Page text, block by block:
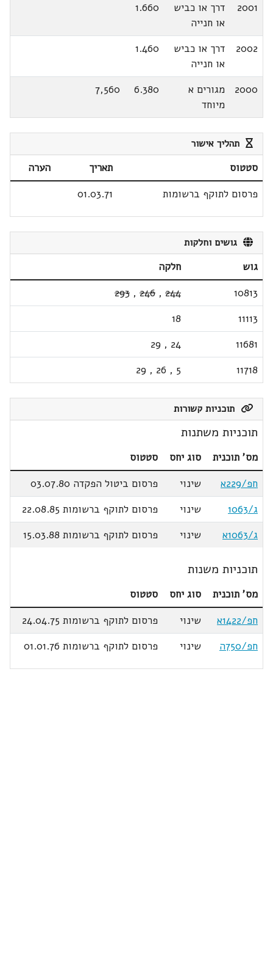
2001
דרך או כביש
או חנייה
1.660
2002
דרך או כביש
או חנייה
1.460
2000
מגורים א
מיוחד
6.380
7,560
תהליך אישור
סטטוס תאריך
הערה
פרסום לתוקף ברשומות
01.03.71
גושים וחלקות
גוש
חלקה
10813
244
,
246
,
293
11113
18
11681
24
,
29
11718
5
,
26
,
29
תוכניות קשורות
תוכניות משתנות
מס' תוכנית סוג יחס
סטטוס
חפ/229א
שינוי
פרסום ביטול הפקדה 03.07.80
ג/1063
שינוי
פרסום לתוקף ברשומות 22.08.85
ג/1063א
שינוי פרסום לתוקף ברשומות 15.03.88
תוכניות משנות
מס' תוכנית סוג יחס
סטטוס
חפ/1422א
שינוי
פרסום לתוקף ברשומות 24.04.75
חפ/750ה
שינוי פרסום לתוקף ברשומות 01.01.76